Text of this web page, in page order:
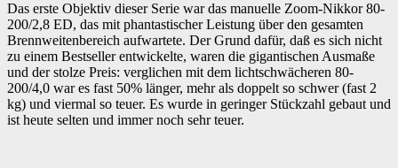
Das erste Objektiv dieser Serie war das manuelle Zoom-Nikkor 80-
200/2,8 ED, das mit phantastischer Leistung über den gesamten
Brennweitenbereich aufwartete. Der Grund dafür, daß es sich nicht
zu einem Bestseller entwickelte, waren die gigantischen Ausmaße
und der stolze Preis: verglichen mit dem lichtschwächeren 80-
200/4,0 war es fast 50% länger, mehr als doppelt so schwer (fast 2
kg) und viermal so teuer. Es wurde in geringer Stückzahl gebaut und
ist heute selten und immer noch sehr teuer.